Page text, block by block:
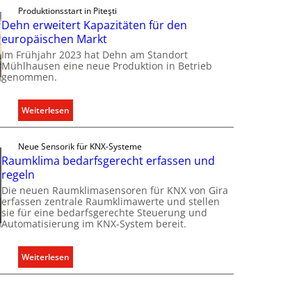
n
C
l
i
r
l
l
U
n
t
g
Produktionsstart in Piteşti
Dehn erweitert Kapazitäten für den
europäischen Markt
Im Frühjahr 2023 hat Dehn am Standort
Mühlhausen eine neue Produktion in Betrieb
genommen.
Weiterlesen:
D
h
n
r
w
e
t
e
Neue Sensorik für KNX-Systeme
Raumklima bedarfsgerecht erfassen und
regeln
Die neuen Raumklimasensoren für KNX von Gira
erfassen zentrale Raumklimawerte und stellen
sie für eine bedarfsgerechte Steuerung und
Automatisierung im KNX-System bereit.
Weiterlesen:
R